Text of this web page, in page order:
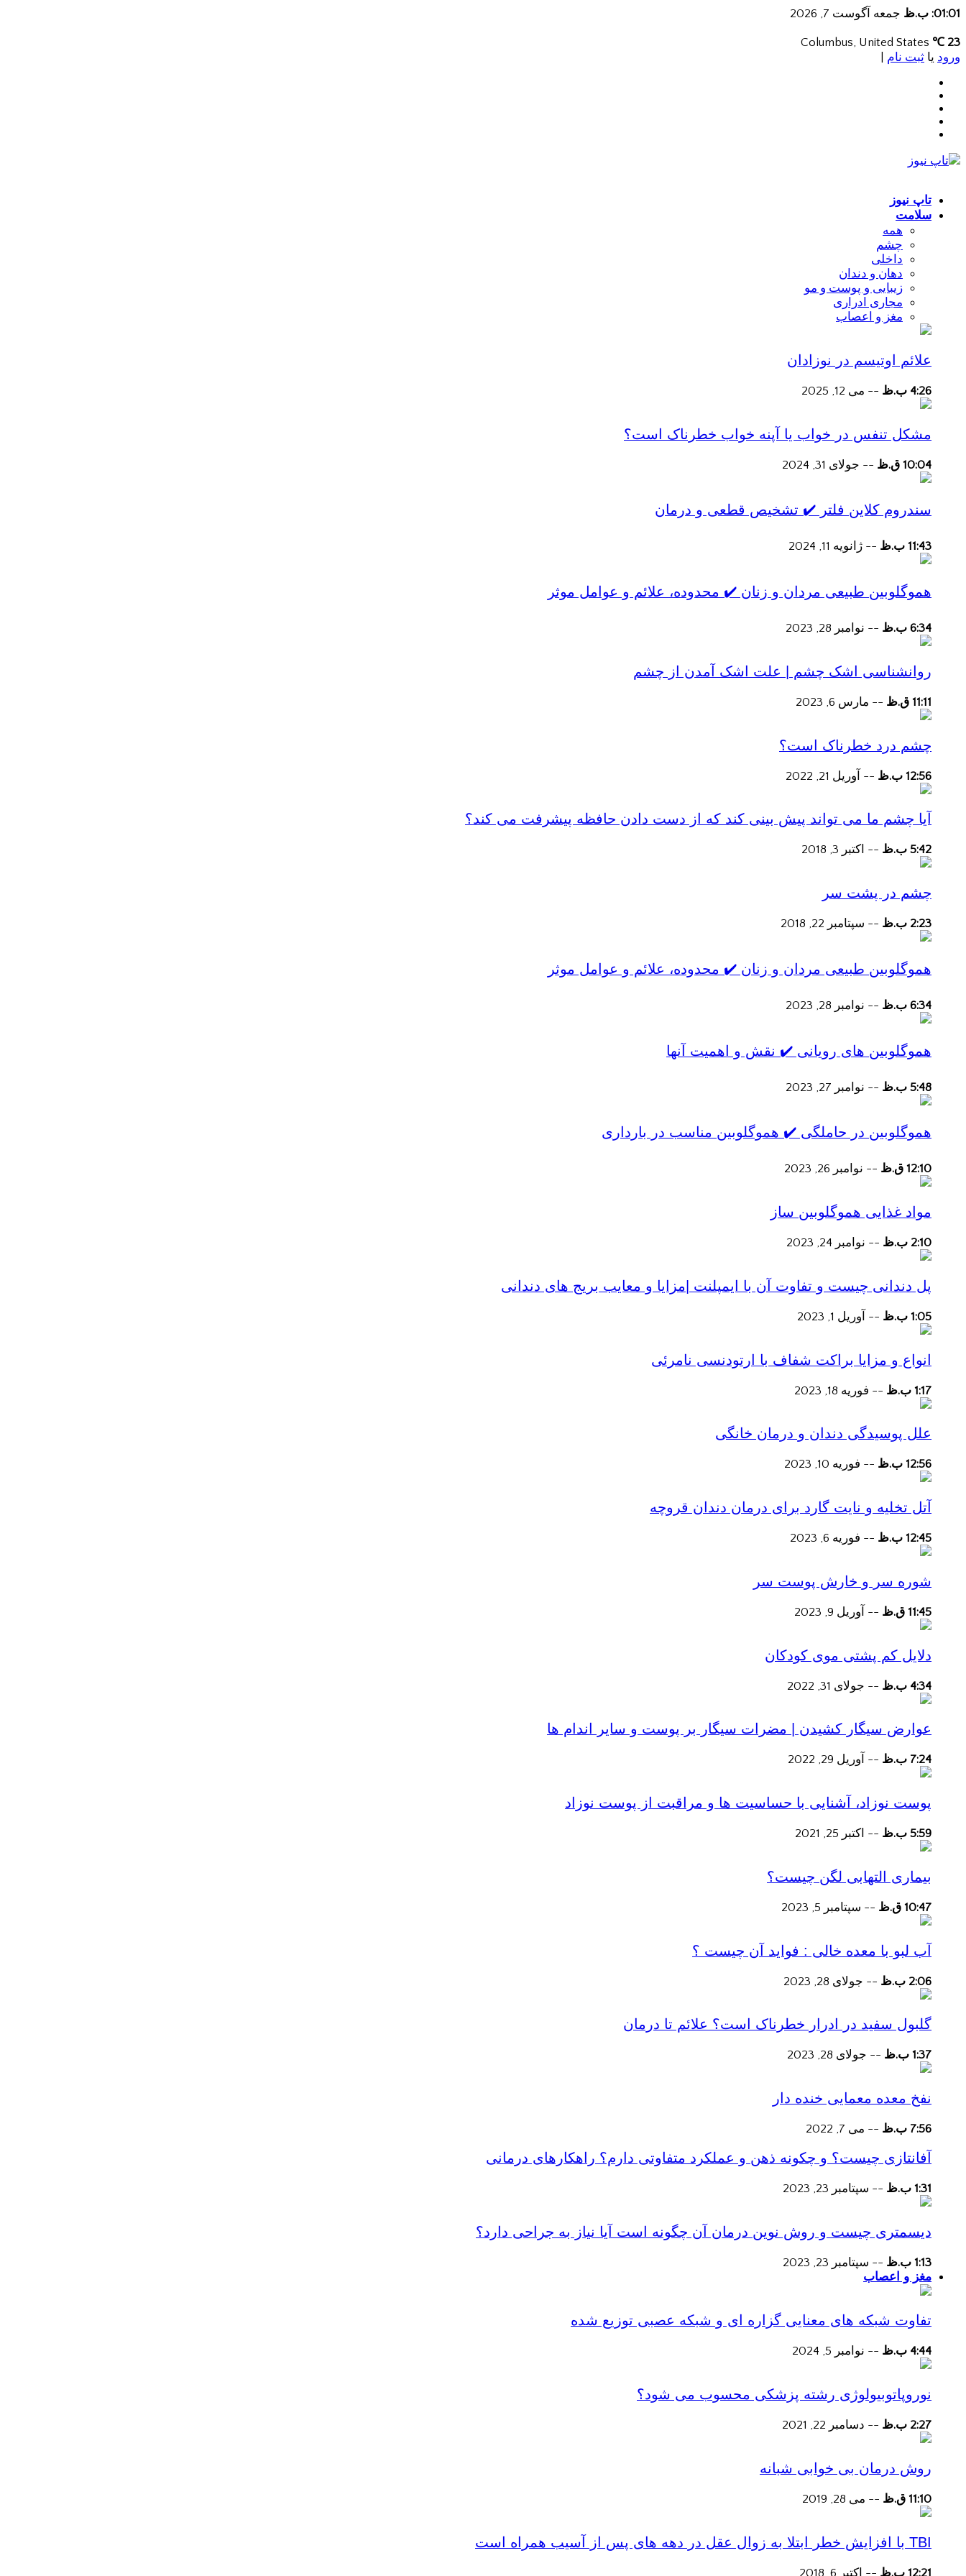
01:01: ب.ظ جمعه آگوست 7, 2026
23 ℃
ورود یا ثبت نام
تاپ نیوز
سلامت
همه
چشم
داخلی
دهان و دندان
زیبایی و پوست و مو
مجاری ادراری
مغز و اعصاب
علائم اوتیسم در نوزادان
4:26 ب.ظ -- می 12, 2025
مشکل تنفس در خواب یا آپنه خواب خطرناک است؟
10:04 ق.ظ -- جولای 31, 2024
سندروم کلاین فلتر ✔️ تشخیص قطعی و درمان
11:43 ب.ظ -- ژانویه 11, 2024
هموگلوبین طبیعی مردان و زنان ✔️ محدوده، علائم و عوامل موثر
6:34 ب.ظ -- نوامبر 28, 2023
روانشناسی اشک چشم | علت اشک آمدن از چشم
11:11 ق.ظ -- مارس 6, 2023
چشم درد خطرناک است؟
12:56 ب.ظ -- آوریل 21, 2022
آیا چشم ما می تواند پیش بینی کند که از دست دادن حافظه پیشرفت می کند؟
5:42 ب.ظ -- اکتبر 3, 2018
چشم در پشت سر
2:23 ب.ظ -- سپتامبر 22, 2018
هموگلوبین طبیعی مردان و زنان ✔️ محدوده، علائم و عوامل موثر
6:34 ب.ظ -- نوامبر 28, 2023
هموگلوبین های رویانی ✔️ نقش و اهمیت آنها
5:48 ب.ظ -- نوامبر 27, 2023
هموگلوبین در حاملگی ✔️ هموگلوبین مناسب در بارداری
12:10 ق.ظ -- نوامبر 26, 2023
مواد غذایی هموگلوبین ساز
2:10 ب.ظ -- نوامبر 24, 2023
پل دندانی چیست و تفاوت آن با ایمپلنت |مزایا و معایب بریج های دندانی
1:05 ب.ظ -- آوریل 1, 2023
انواع و مزایا براکت شفاف با ارتودنسی نامرئی
1:17 ب.ظ -- فوریه 18, 2023
علل پوسیدگی دندان و درمان خانگی
12:56 ب.ظ -- فوریه 10, 2023
آتل تخلیه و نایت گارد برای درمان دندان قروچه
12:45 ب.ظ -- فوریه 6, 2023
شوره سر و خارش پوست سر
11:45 ق.ظ -- آوریل 9, 2023
دلایل کم پشتی موی کودکان
4:34 ب.ظ -- جولای 31, 2022
عوارض سیگار کشیدن | مضرات سیگار بر پوست و سایر اندام ها
7:24 ب.ظ -- آوریل 29, 2022
پوست نوزاد، آشنایی با حساسیت ها و مراقبت از پوست نوزاد
5:59 ب.ظ -- اکتبر 25, 2021
بیماری التهابی لگن چیست؟
10:47 ق.ظ -- سپتامبر 5, 2023
آب لبو با معده خالی : فواید آن چیست ؟
2:06 ب.ظ -- جولای 28, 2023
گلبول سفید در ادرار خطرناک است؟ علائم تا درمان
1:37 ب.ظ -- جولای 28, 2023
نفخ معده معمایی خنده دار
7:56 ب.ظ -- می 7, 2022
آفانتازی چیست؟ و چکونه ذهن و عملکرد متفاوتی دارم؟ راهکارهای درمانی
1:31 ب.ظ -- سپتامبر 23, 2023
دیسمتری چیست و روش نوین درمان آن چگونه است آیا نیاز به جراحی دارد؟
1:13 ب.ظ -- سپتامبر 23, 2023
مغز و اعصاب
تفاوت شبکه های معنایی گزاره ای و شبکه عصبی توزیع شده
4:44 ب.ظ -- نوامبر 5, 2024
نوروپاتوبیولوژی رشته پزشکی محسوب می شود؟
2:27 ب.ظ -- دسامبر 22, 2021
روش درمان بی خوابی شبانه
11:10 ق.ظ -- می 28, 2019
TBI با افزایش خطر ابتلا به زوال عقل در دهه های پس از آسیب همراه است
12:21 ب.ظ -- اکتبر 6, 2018